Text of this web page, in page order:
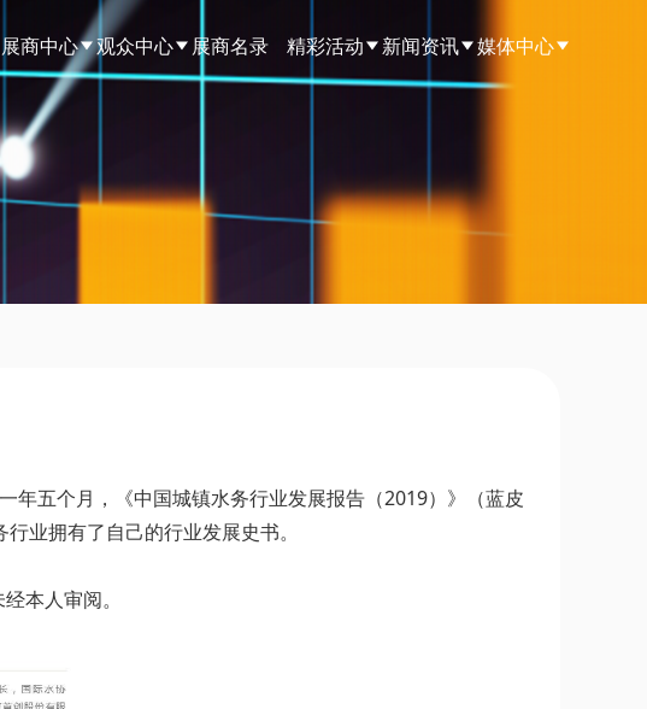
展商中心 观众中心 展商名录 精彩活动 新闻资讯 媒体中心
年五个月，《中国城镇水务行业发展报告（2019）》（蓝皮
业拥有了自己的行业发展史书。
本人审阅。